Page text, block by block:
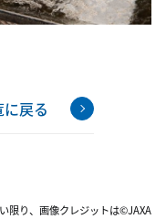
戻る
限り、画像クレジットは©JAXA